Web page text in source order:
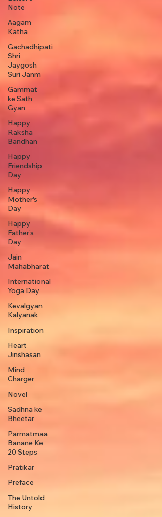
Note
Aagam
Katha
Gachadhipati
Shri
Jaygosh
Suri Janm
Gammat
ke Sath
Gyan
Happy
Raksha
Bandhan
Happy
Friendship
Day
Happy
Mother's
Day
Happy
Father’s
Day
Jain
Mahabharat
International
Yoga Day
Kevalgyan
Kalyanak
Inspiration
Heart
Jinshasan
Mind
Charger
Novel
Sadhna ke
Bheetar
Parmatmaa
Banane Ke
20 Steps
Pratikar
Preface
The Untold
History